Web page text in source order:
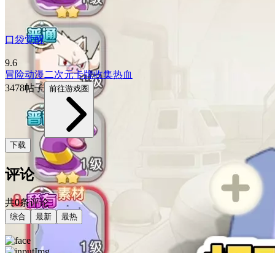
口袋觉醒
9.6
冒险动漫二次元卡牌收集热血
3478帖子 前往游戏圈
下载
评论
共0条评论
综合 最新 最热